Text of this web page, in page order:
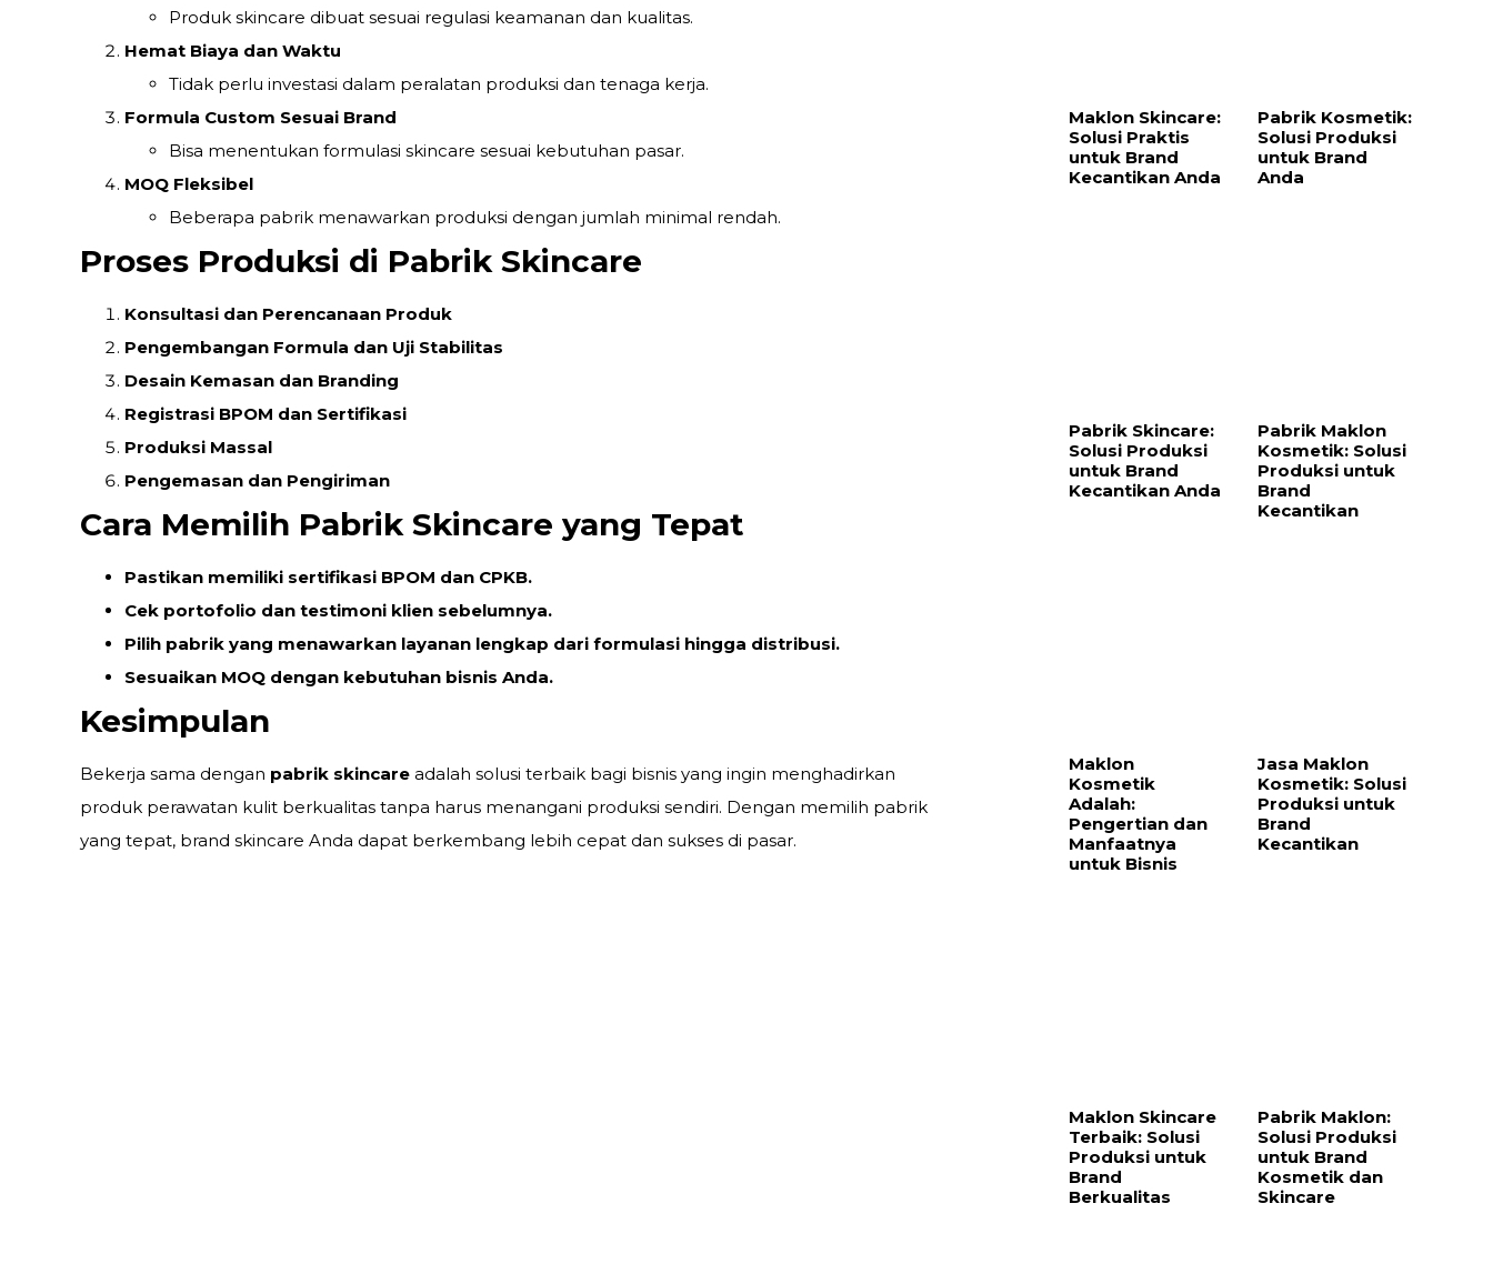
Produk skincare dibuat sesuai regulasi keamanan dan kualitas.
Hemat Biaya dan Waktu
Tidak perlu investasi dalam peralatan produksi dan tenaga kerja.
Formula Custom Sesuai Brand
Bisa menentukan formulasi skincare sesuai kebutuhan pasar.
MOQ Fleksibel
Beberapa pabrik menawarkan produksi dengan jumlah minimal rendah.
Proses Produksi di Pabrik Skincare
Konsultasi dan Perencanaan Produk
Pengembangan Formula dan Uji Stabilitas
Desain Kemasan dan Branding
Registrasi BPOM dan Sertifikasi
Produksi Massal
Pengemasan dan Pengiriman
Cara Memilih Pabrik Skincare yang Tepat
Pastikan memiliki sertifikasi BPOM dan CPKB.
Cek portofolio dan testimoni klien sebelumnya.
Pilih pabrik yang menawarkan layanan lengkap dari formulasi hingga distribusi.
Sesuaikan MOQ dengan kebutuhan bisnis Anda.
Kesimpulan
Bekerja sama dengan pabrik skincare adalah solusi terbaik bagi bisnis yang ingin menghadirkan
produk perawatan kulit berkualitas tanpa harus menangani produksi sendiri. Dengan memilih pabrik
yang tepat, brand skincare Anda dapat berkembang lebih cepat dan sukses di pasar.
Maklon Skincare:
Solusi Praktis
untuk Brand
Kecantikan Anda
Pabrik Kosmetik:
Solusi Produksi
untuk Brand
Anda
Pabrik Skincare:
Solusi Produksi
untuk Brand
Kecantikan Anda
Pabrik Maklon
Kosmetik: Solusi
Produksi untuk
Brand
Kecantikan
Maklon
Kosmetik
Adalah:
Pengertian dan
Manfaatnya
untuk Bisnis
Jasa Maklon
Kosmetik: Solusi
Produksi untuk
Brand
Kecantikan
Maklon Skincare
Terbaik: Solusi
Produksi untuk
Brand
Berkualitas
Pabrik Maklon:
Solusi Produksi
untuk Brand
Kosmetik dan
Skincare